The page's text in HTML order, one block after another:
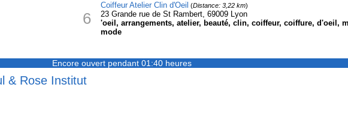
6
Coiffeur Atelier Clin d'Oeil (Distance: 3,22 km)
23 Grande rue de St Rambert, 69009 Lyon
'oeil, arrangements, atelier, beauté, clin, coiffeur, coiffure, d'oeil,
mode
Encore ouvert pendant 01:40 heures
& Rose Institut